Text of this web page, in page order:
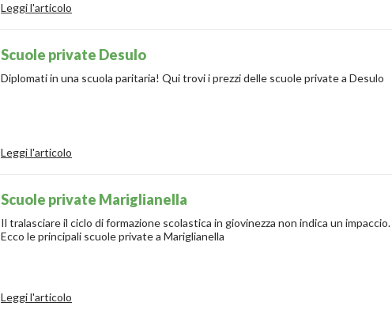
Leggi l'articolo
Scuole private Desulo
Diplomati in una scuola paritaria! Qui trovi i prezzi delle scuole private a Desulo
Leggi l'articolo
Scuole private Mariglianella
Il tralasciare il ciclo di formazione scolastica in giovinezza non indica un impaccio.
Ecco le principali scuole private a Mariglianella
Leggi l'articolo